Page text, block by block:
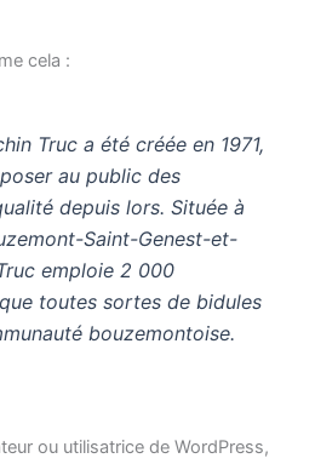
cela :
Truc a été créée en 1971,
au public des
depuis lors. Située à
Saint-Genest-et-
emploie 2 000
toutes sortes de bidules
bouzemontoise.
ou utilisatrice de WordPress,